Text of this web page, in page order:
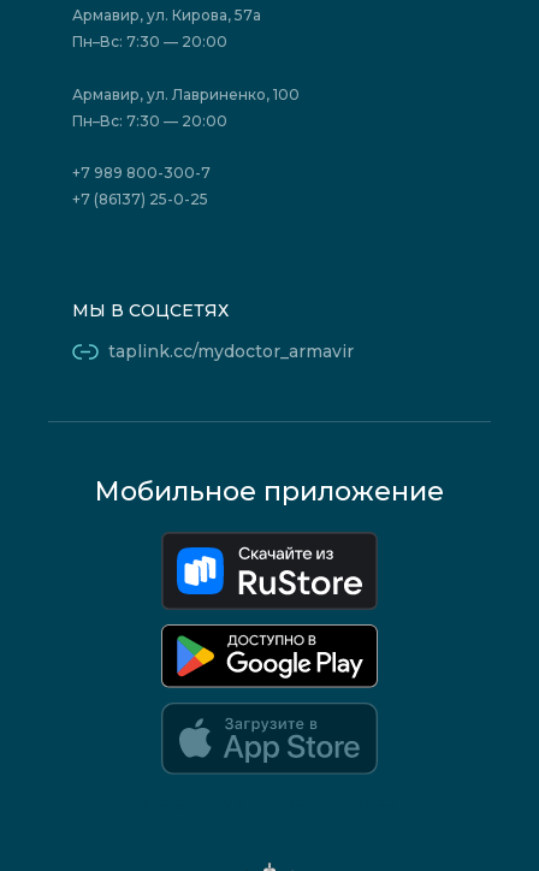
Фотогалерея
Политика конфиденциальности
Акции
Акции
Отзывы
Государственные программы
Юридическим лицам
Армавир, ул. Кирова, 57а
Пн–Вс: 7:30 — 20:00
Армавир, ул. Лавриненко, 100
Пн–Вс: 7:30 — 20:00
+7 989 800-300-7
+7 (86137) 25-0-25
МЫ В СОЦСЕТЯХ
taplink.cc/mydoctor_armavir
Мобильное приложение